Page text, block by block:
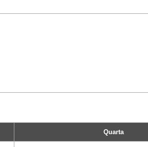
Quarta